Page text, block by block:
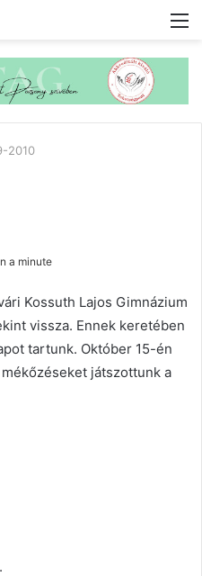
2010
a minute
Kossuth Lajos Gimnázium
vissza. Ennek keretében
tartunk. Október 15-én
játszottunk a